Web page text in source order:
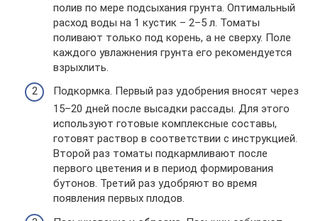
полив по мере подсыхания грунта. Оптимальный
расход воды на 1 кустик – 2–5 л. Томаты
поливают только под корень, а не сверху. Поле
каждого увлажнения грунта его рекомендуется
взрыхлить.
Подкормка. Первый раз удобрения вносят через
15–20 дней после высадки рассады. Для этого
используют готовые комплексные составы,
готовят раствор в соответствии с инструкцией.
Второй раз томаты подкармливают после
первого цветения и в период формирования
бутонов. Третий раз удобряют во время
появления первых плодов.